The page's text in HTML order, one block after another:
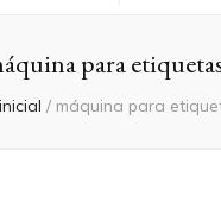
para
/ máquina para